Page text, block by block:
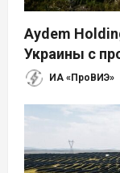
Aydem
Украины с
ИА «ПроВИЭ»